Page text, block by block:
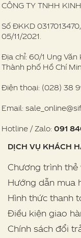
CÔNG TY TNHH
Số ĐKKD
05/11/2021.
Địa chỉ: 60/1 Ung Văn
Thành phố Hồ Chí
Điện thoại: (028) 38
Email:
Hotline / Zalo: 091
DỊCH VỤ KHÁCH
Chương trình thẻ
Hướng dẫn mua
Hình thức thanh
Điều kiện giao
Chính sách đổi